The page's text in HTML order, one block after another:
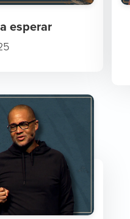
esperar